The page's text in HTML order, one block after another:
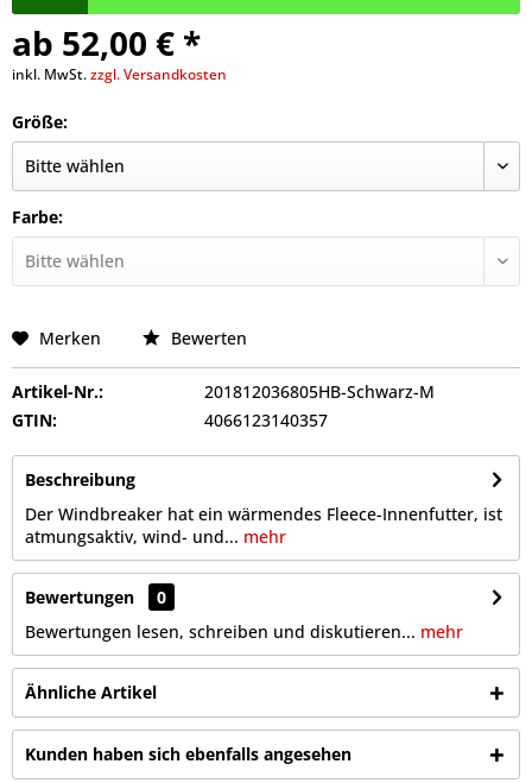
ab 52,00 € *
inkl. MwSt.zzgl. Versandkosten
Größe:
Farbe:
Merken Bewerten
Artikel-Nr.:
201812036805HB-Schwarz-M
GTIN:
4066123140357
Beschreibung
Der Windbreaker hat ein wärmendes Fleece-Innenfutter, ist
atmungsaktiv, wind- und... mehr
Bewertungen
0
Bewertungen lesen, schreiben und diskutieren... mehr
Ähnliche Artikel
Kunden haben sich ebenfalls angesehen